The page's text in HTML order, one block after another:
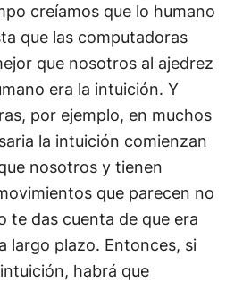
creíamos que lo humano
que las computadoras
que nosotros al ajedrez
era la intuición. Y
por ejemplo, en muchos
la intuición comienzan
nosotros y tienen
que parecen no
te das cuenta de que era
largo plazo. Entonces, si
habrá que